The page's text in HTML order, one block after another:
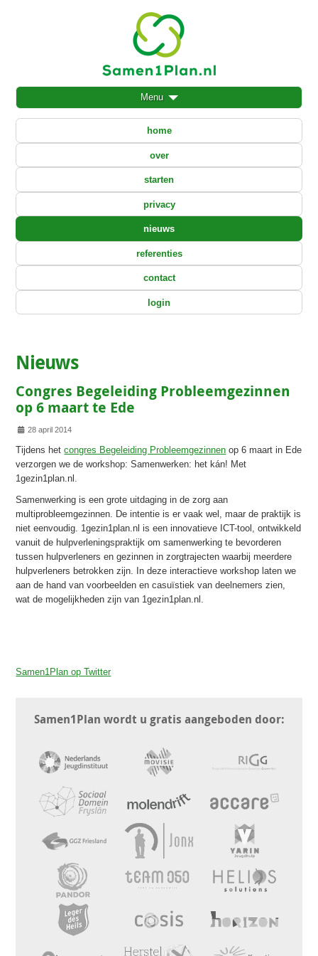
Menu
home
over
starten
privacy
nieuws
referenties
contact
login
Nieuws
Congres Begeleiding Probleemgezinnen
op 6 maart te Ede
Details28 april 2014
Tijdens hetcongres Begeleiding Probleemgezinnen op 6 maart in Ede
verzorgen we de workshop: Samenwerken: het kán! Met
1gezin1plan.nl.
Samenwerking is een grote uitdaging in de zorg aan
multiprobleemgezinnen. De intentie is er vaak wel, maar de praktijk is
niet eenvoudig. 1gezin1plan.nl is een innovatieve ICT-tool, ontwikkeld
vanuit de hulpverleningspraktijk om samenwerking te bevorderen
tussen hulpverleners en gezinnen in zorgtrajecten waarbij meerdere
hulpverleners betrokken zijn. In deze interactieve workshop laten we
aan de hand van voorbeelden en casuïstiek van deelnemers zien,
wat de mogelijkheden zijn van 1gezin1plan.nl.
Samen1Plan op Twitter
Samen1Plan wordt u gratis aangeboden door: